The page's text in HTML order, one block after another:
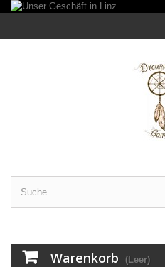
Warenkorb (Leer)